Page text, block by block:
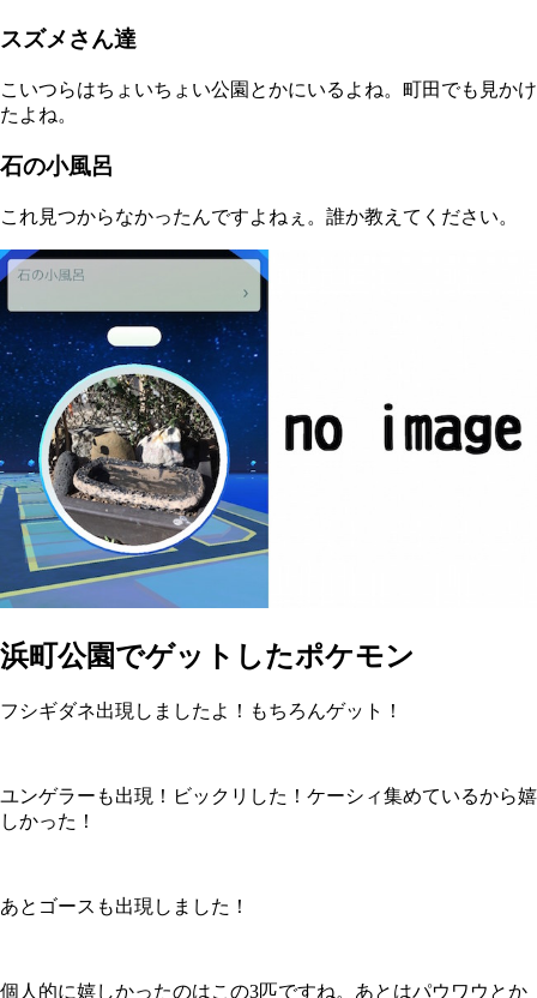
スズメさん達
こいつらはちょいちょい公園とかにいるよね。町田でも見かけ
たよね。
石の小風呂
これ見つからなかったんですよねぇ。誰か教えてください。
浜町公園でゲットしたポケモン
フシギダネ出現しましたよ！もちろんゲット！
ユンゲラーも出現！ビックリした！ケーシィ集めているから嬉
しかった！
あとゴースも出現しました！
個人的に嬉しかったのはこの3匹ですね。あとはパウワウとか